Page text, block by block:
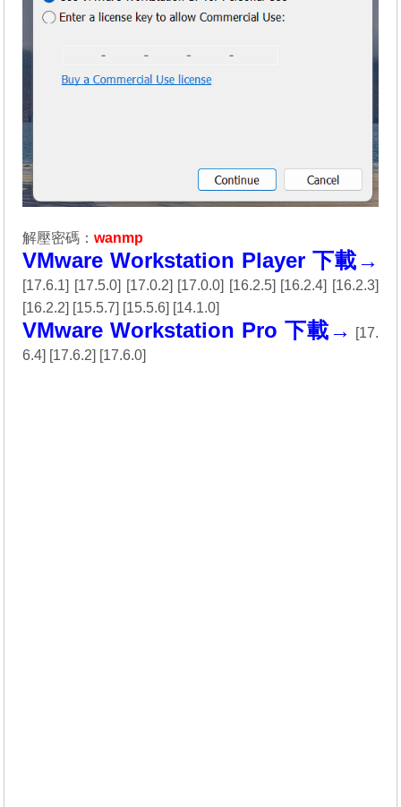
解壓密碼：wanmp
VMware Workstation Player 下載→
[17.6.1] [17.5.0] [17.0.2] [17.0.0] [16.2.5] [16.2.4] [16.2.3]
[16.2.2] [15.5.7] [15.5.6] [14.1.0]
VMware Workstation Pro 下載→ [17.
6.4] [17.6.2] [17.6.0]